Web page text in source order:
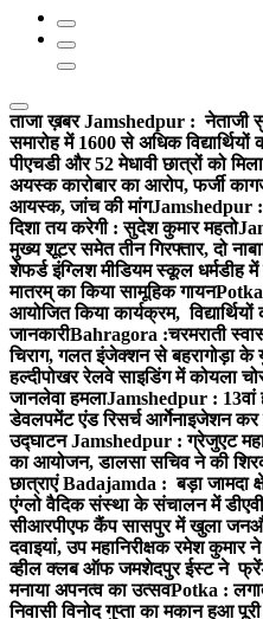
ताजा ख़बरJamshedpur : नेताजी
समारोह में 1600 से अधिक विद्यार्थियों
पीएचडी और 52 मेधावी छात्रों को
अयस्क कारोबार का आरोप, फर्जी
आयस्क, जांच की मांगJamshedpur :
दिशा तय करेगी : सुदेश कुमार महतो
मुख्य शूटर समेत तीन गिरफ्तार, दो
शेफर्ड इंग्लिश मीडियम स्कूल धर्मडीह
मातरम् का किया सामूहिक गायन
आयोजित किया कार्यक्रम,
जानकारीBahragora :चरमराती
चिराग, गलत इंजेक्शन से बहरागोड़ा के
हल्दीपोखर रेलवे साइडिंग में कोयला
जानलेवा हमलाJamshedpur : 13वां
डेवलपमेंट एंड रिसर्च आर्गेनाइजेशन
उद्घाटनJamshedpur : ग्रेजुएट
का आयोजन, डालसा सचिव ने की
छात्राएंBadajamda : बड़ा जामदा
एंग्लो वैदिक संस्था के संचालन में
सीआरपीएफ कैंप सासपुर में खुला
दवाइयां, उप महानिरीक्षक रमेश कुमार
व्हील क्लब ऑफ जमशेदपुर ईस्ट ने
मनाया अपनत्व का उत्सवPotka :
निवासी विनोद गुप्ता का मकान हुआ